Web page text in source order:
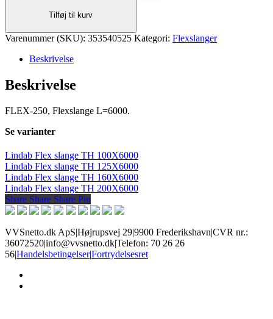
antal
Tilføj til kurv
Varenummer (SKU): 353540525 Kategori: Flexslanger
Beskrivelse
Beskrivelse
FLEX-250, Flexslange L=6000.
Se varianter
Lindab Flex slange TH 100X6000
Lindab Flex slange TH 125X6000
Lindab Flex slange TH 160X6000
Lindab Flex slange TH 200X6000
Share
Share Share Share Pin
VVSnetto.dk ApS|Højrupsvej 29|9900 Frederikshavn|CVR nr.:
36072520|info@vvsnetto.dk|Telefon: 70 26 26
56|Handelsbetingelser|Fortrydelsesret